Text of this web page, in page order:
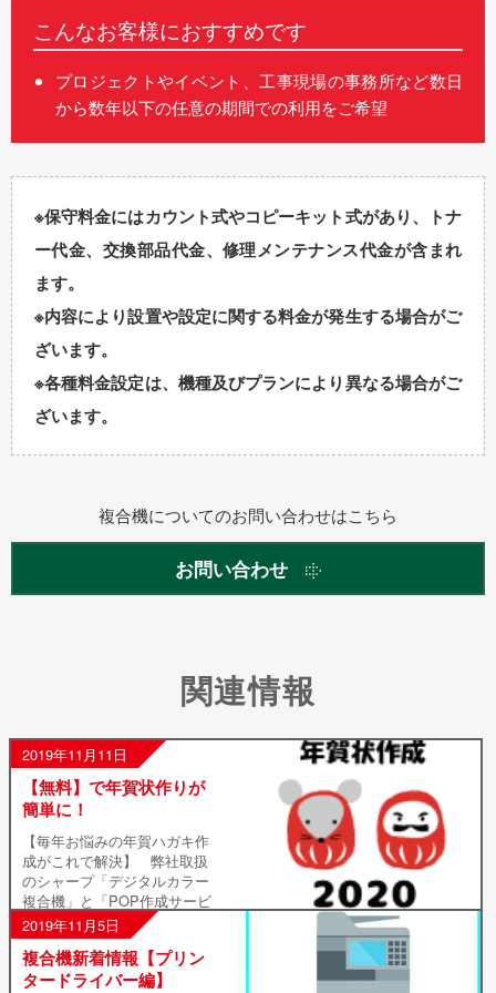
こんなお客様におすすめです
プロジェクトやイベント、工事現場の事務所など数日
から数年以下の任意の期間での利用をご希望
※保守料金にはカウント式やコピーキット式があり、トナ
ー代金、交換部品代金、修理メンテナンス代金が含まれ
ます。
※内容により設置や設定に関する料金が発生する場合がご
ざいます。
※各種料金設定は、機種及びプランにより異なる場合がご
ざいます。
複合機についてのお問い合わせはこちら
お問い合わせ
関連情報
2019年11月11日
【無料】で年賀状作りが
簡単に！
【毎年お悩みの年賀ハガキ作
成がこれで解決】 弊社取扱
のシャープ「デジタルカラー
複合機」と「POP作成サービ
ス」(無料)で 年賀状作りが簡
単にできます！ ー作成までは
たったの３ステップー ⓵デザ
イン選択 […]
2019年11月5日
複合機新着情報【プリン
タードライバー編】